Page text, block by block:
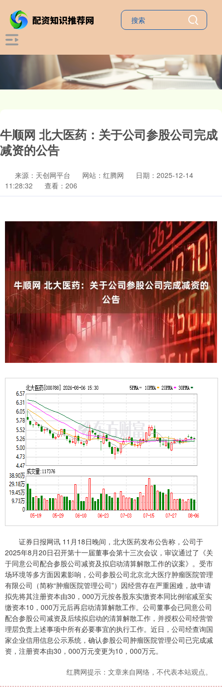
牛顺网 北大医药：关于公司参股公司完成
减资的公告
来源：天创网平台 网站：红腾网
日期：2025-12-14
11:28:32
查看：206
证券日报网讯 11月18日晚间，北大医药发布公告称，公司于
2025年8月20日召开第十一届董事会第十三次会议，审议通过了《关
于同意公司配合参股公司减资及拟启动清算解散工作的议案》。受市
场环境等多方面因素影响，公司参股公司北京北大医疗肿瘤医院管理
有限公司（简称“肿瘤医院管理公司”）因经营存在严重困难，故申请
拟先将其注册资本由30，000万元按各股东实缴资本同比例缩减至实
缴资本10，000万元后再启动清算解散工作。公司董事会已同意公司
配合参股公司减资及后续拟启动的清算解散工作，并授权公司经营管
理层负责上述事项中所有必要事宜的执行工作。近日，公司经查询国
家企业信用信息公示系统，确认参股公司肿瘤医院管理公司已完成减
资，注册资本由30，000万元变更为10，000万元。
红腾网提示：文章来自网络，不代表本站观点。